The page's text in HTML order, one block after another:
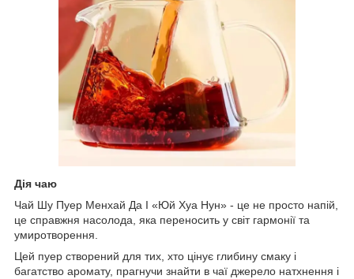
Дія чаю
Чай Шу Пуер Менхай Да І «Юй Хуа Нун» - це не просто напій,
це справжня насолода, яка переносить у світ гармонії та
умиротворення.
Цей пуер створений для тих, хто цінує глибину смаку і
багатство аромату, прагнучи знайти в чаї джерело натхнення і